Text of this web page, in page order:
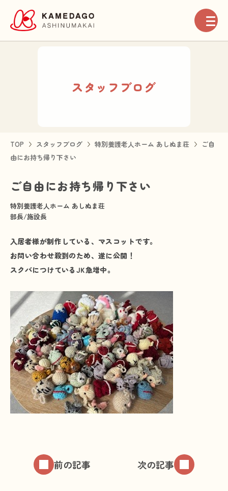
高齢者介護事業
障がい者福祉事業
プライバシーポリシー
スタッフブログ
TOP スタッフブログ 特別養護老人ホーム あしぬま荘
ご自
由にお持ち帰り下さい
ご自由にお持ち帰り下さい
特別養護老人ホーム あしぬま荘
部長/施設長
入居者様が制作している、マスコットです。
お問い合わせ殺到のため、遂に公開！
スクバにつけているJK急増中。
前の記事 次の記事